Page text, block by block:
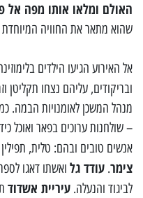
האולם ומלאו אותו מפה אל
שהוא מתאר את החוויה המיוחדת
אל האירוע הגיעו הילדים
ובריקודים, עליהם נצחו תקליטן
מנהל המשכן לאומנויות הבמה.
– שולחנות ערוכים בפאר ואוכל
אנשים טובים ובהם: טלית,
צימר. עודד גל ואשתו דאגו
לביגוד והנעלה. עיריית אשדוד